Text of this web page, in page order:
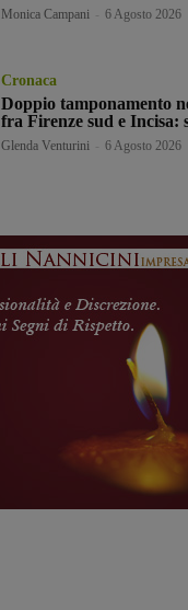
Monica Campani 6 Agosto 2026
Cronaca
Doppio tamponamento
fra Firenze sud e Incisa:
Glenda Venturini 6 Agosto 2026